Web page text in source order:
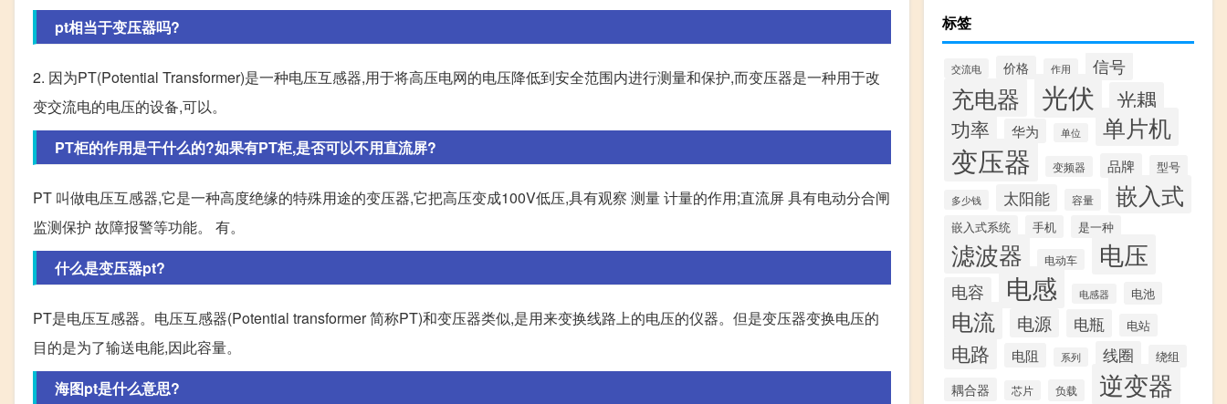
pt相当于变压器吗?
2. 因为PT(Potential Transformer)是一种电压互感器,用于将高压电网的电压降低到安全范围内进行测量和保护,而变压器是一种用于改
变交流电的电压的设备,可以。
PT柜的作用是干什么的?如果有PT柜,是否可以不用直流屏?
PT 叫做电压互感器,它是一种高度绝缘的特殊用途的变压器,它把高压变成100V低压,具有观察 测量 计量的作用;直流屏 具有电动分合闸
监测保护 故障报警等功能。 有。
什么是变压器pt?
PT是电压互感器。电压互感器(Potential transformer 简称PT)和变压器类似,是用来变换线路上的电压的仪器。但是变压器变换电压的
目的是为了输送电能,因此容量。
海图pt是什么意思?
标签
交流电 价格 作用 信号
充电器 光伏
光耦
功率
华为 单位 单片机
变压器 变频器 品牌 型号
多少钱 太阳能 容量 嵌入式
嵌入式系统 手机 是一种
滤波器 电动车 电压
电容 电感 电感器 电池
电流 电源 电瓶 电站
电路 电阻 系列 线圈 绕组
耦合器 芯片 负载 逆变器